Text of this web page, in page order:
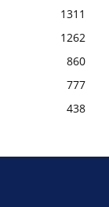
1311
1262
860
777
438